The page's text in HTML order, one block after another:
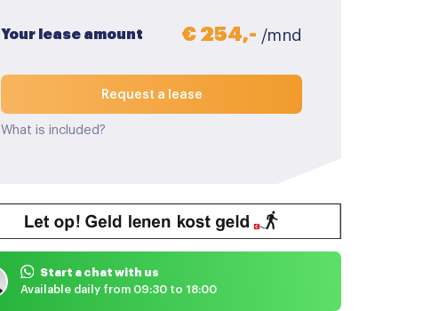
Your lease amount € 254,- /mnd
Request a lease
What is included?
Start a chat with us
Available daily from 09:30 to 18:00